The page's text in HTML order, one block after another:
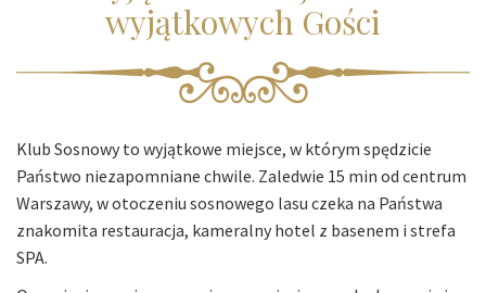
wyjątkowych Gości
Klub Sosnowy to wyjątkowe miejsce, w którym spędzicie
Państwo niezapomniane chwile. Zaledwie 15 min od centrum
Warszawy, w otoczeniu sosnowego lasu czeka na Państwa
znakomita restauracja, kameralny hotel z basenem i strefa
SPA.